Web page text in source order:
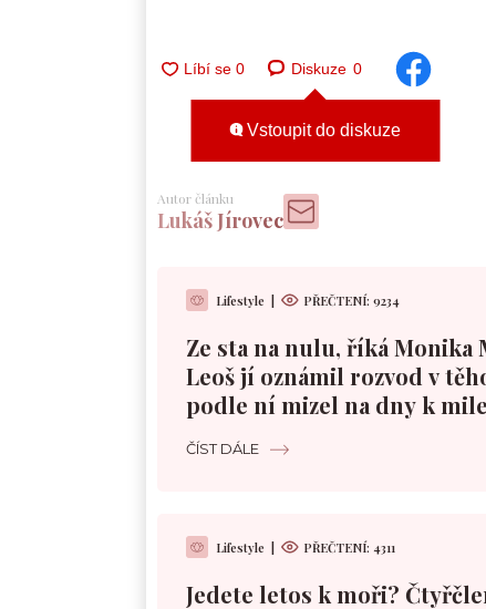
Diskuze 0
Vstoupit do diskuze
Autor článku
Lukáš Jírovec
Lifestyle PŘEČTENÍ: 9234
Ze sta na nulu, říká Monika
Leoš jí oznámil rozvod v
podle ní mizel na dny k
ČÍST DÁLE
Lifestyle PŘEČTENÍ: 4311
Jedete letos k moři?